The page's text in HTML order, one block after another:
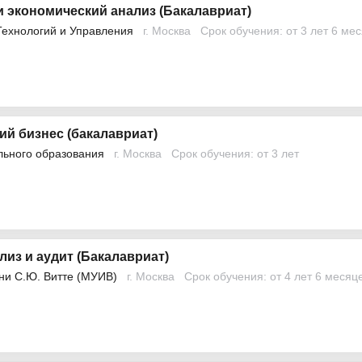
анализ (Бакалавриат)
и Управления г. Москва Срок обучения: от 3 лет 6
бизнес (бакалавриат)
образования г. Москва Срок обучения: от 3 лет
и аудит (Бакалавриат)
С.Ю. Витте (МУИВ) г. Москва Срок обучения: от 4 лет 6